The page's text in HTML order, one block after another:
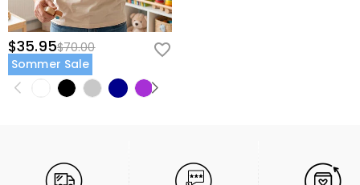
$35.95$70.00
Sommer Sale